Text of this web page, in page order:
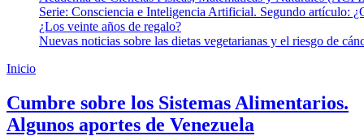
Serie: Consciencia e Inteligencia Artificial. Segundo artículo:
¿Los veinte años de regalo?
Nuevas noticias sobre las dietas vegetarianas y el riesgo de
Inicio
Cumbre sobre los Sistemas Alimentarios.
Algunos aportes de Venezuela